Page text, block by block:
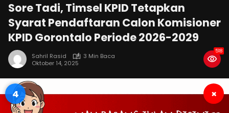
Sore Tadi, Timsel KPID Tetapkan
Syarat Pendaftaran Calon Komisioner
KPID Gorontalo Periode 2026-2029
Sahril Rasid
3 Min Baca
Oktober 14, 2025
518
3 ×